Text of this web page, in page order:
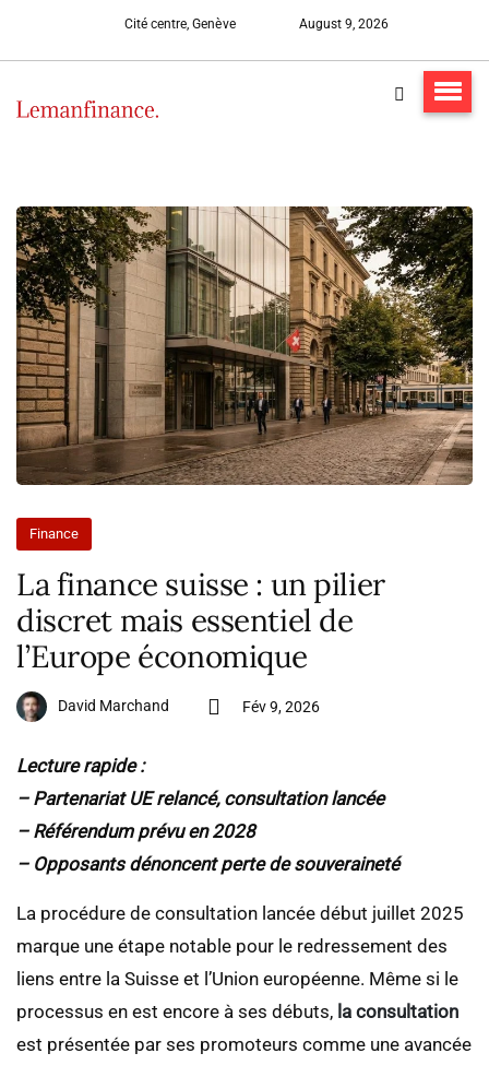
Cité centre, Genève August 9, 2026
Finance
La finance suisse : un pilier
discret mais essentiel de
l’Europe économique
David Marchand Fév 9, 2026
Lecture rapide :
– Partenariat UE relancé, consultation lancée
– Référendum prévu en 2028
– Opposants dénoncent perte de souveraineté
La procédure de consultation lancée début juillet 2025
marque une étape notable pour le redressement des
liens entre la Suisse et l’Union européenne. Même si le
processus en est encore à ses débuts, la consultation
est présentée par ses promoteurs comme une avancée